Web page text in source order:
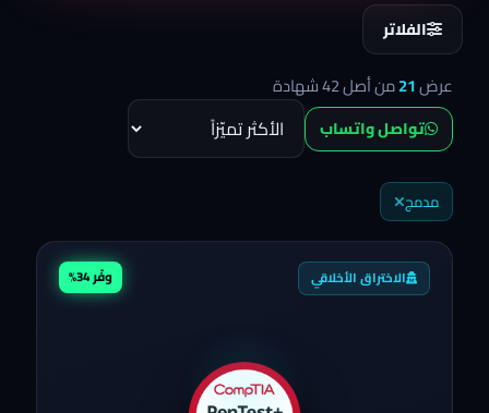
الفلاتر
عرض21من أصل42 شهادة
تواصل واتساب
مدمج
الاختراق الأخلاقي وفّر 34%